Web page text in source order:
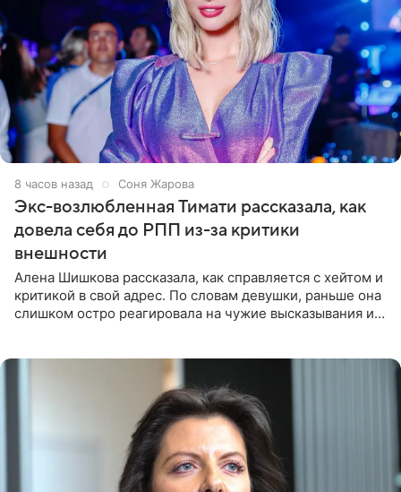
8 часов назад Соня Жарова
Экс-возлюбленная Тимати рассказала, как
довела себя до РПП из-за критики
внешности
Алена Шишкова рассказала, как справляется с хейтом и
критикой в свой адрес. По словам девушки, раньше она
слишком остро реагировала на чужие высказывания и